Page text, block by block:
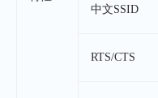
中文SSID
RTS/CTS